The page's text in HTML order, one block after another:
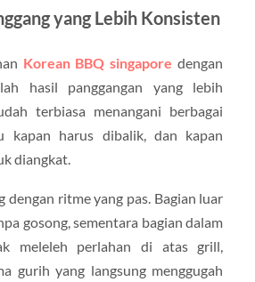
yang Lebih Konsisten
Korean BBQ singapore dengan
hasil panggangan yang lebih
terbiasa menangani berbagai
kapan harus dibalik, dan kapan
diangkat.
dengan ritme yang pas. Bagian luar
gosong, sementara bagian dalam
meleleh perlahan di atas grill,
gurih yang langsung menggugah